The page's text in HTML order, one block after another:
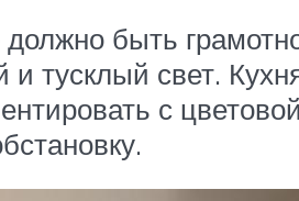
быть
и тусклый свет.
с